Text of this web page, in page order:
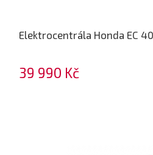
Elektrocentrála Honda EC
39 990 Kč